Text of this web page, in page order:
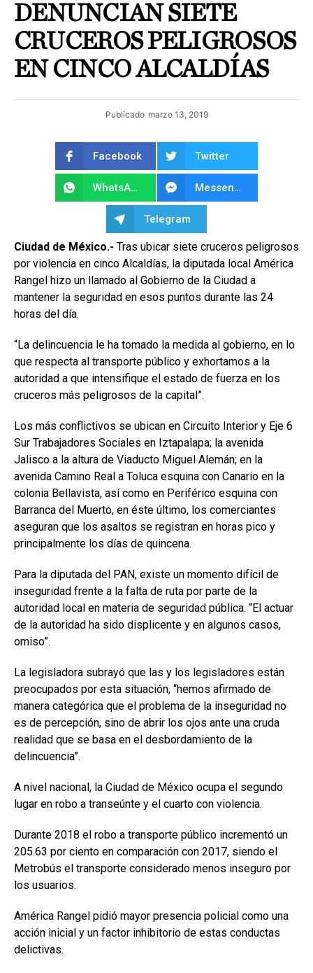
DENUNCIAN SIETE
CRUCEROS PELIGROSOS
EN CINCO ALCALDÍAS
Publicado marzo 13, 2019
Facebook Twitter
WhatsApp Messenger
Telegram
Ciudad de México.- Tras ubicar siete cruceros peligrosos
por violencia en cinco Alcaldías, la diputada local América
Rangel hizo un llamado al Gobierno de la Ciudad a
mantener la seguridad en esos puntos durante las 24
horas del día.
“La delincuencia le ha tomado la medida al gobierno, en lo
que respecta al transporte público y exhortamos a la
autoridad a que intensifique el estado de fuerza en los
cruceros más peligrosos de la capital”.
Los más conflictivos se ubican en Circuito Interior y Eje 6
Sur Trabajadores Sociales en Iztapalapa; la avenida
Jalisco a la altura de Viaducto Miguel Alemán; en la
avenida Camino Real a Toluca esquina con Canario en la
colonia Bellavista, así como en Periférico esquina con
Barranca del Muerto, en éste último, los comerciantes
aseguran que los asaltos se registran en horas pico y
principalmente los días de quincena.
Para la diputada del PAN, existe un momento difícil de
inseguridad frente a la falta de ruta por parte de la
autoridad local en materia de seguridad pública. “El actuar
de la autoridad ha sido displicente y en algunos casos,
omiso”.
La legisladora subrayó que las y los legisladores están
preocupados por esta situación, “hemos afirmado de
manera categórica que el problema de la inseguridad no
es de percepción, sino de abrir los ojos ante una cruda
realidad que se basa en el desbordamiento de la
delincuencia”.
A nivel nacional, la Ciudad de México ocupa el segundo
lugar en robo a transeúnte y el cuarto con violencia.
Durante 2018 el robo a transporte público incrementó un
205.63 por ciento en comparación con 2017, siendo el
Metrobús el transporte considerado menos inseguro por
los usuarios.
América Rangel pidió mayor presencia policial como una
acción inicial y un factor inhibitorio de estas conductas
delictivas.